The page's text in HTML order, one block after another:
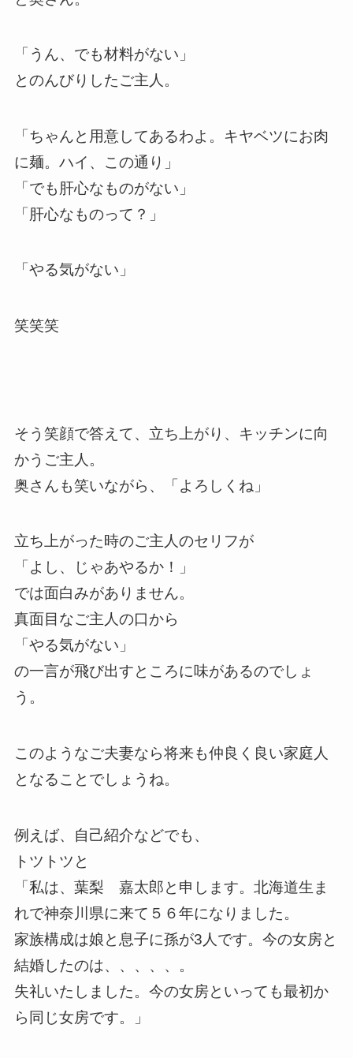
「うん、でも材料がない」
とのんびりしたご主人。
「ちゃんと用意してあるわよ。キヤベツにお肉
に麺。ハイ、この通り」
「でも肝心なものがない」
「肝心なものって？」
「やる気がない」
笑笑笑
そう笑顔で答えて、立ち上がり、キッチンに向
かうご主人。
奥さんも笑いながら、「よろしくね」
立ち上がった時のご主人のセリフが
「よし、じゃあやるか！」
では面白みがありません。
真面目なご主人の口から
「やる気がない」
の一言が飛び出すところに味があるのでしょ
う。
このようなご夫妻なら将来も仲良く良い家庭人
となることでしょうね。
例えば、自己紹介などでも、
トツトツと
「私は、葉梨 嘉太郎と申します。北海道生ま
れで神奈川県に来て５６年になりました。
家族構成は娘と息子に孫が3人です。今の女房と
結婚したのは、、、、、。
失礼いたしました。今の女房といっても最初か
ら同じ女房です。」